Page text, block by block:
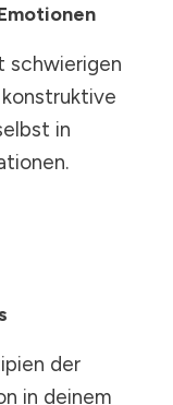
schwierigen
in
der
in deinem